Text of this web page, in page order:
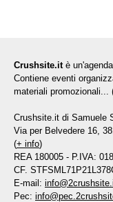
Crushsite.it è
Contiene eventi
materiali promozionali...
Crushsite.it di Samuele
Via per Belvedere 16,
(+ info)
REA 180005 - P.IVA:
CF.
E-mail:
Pec: